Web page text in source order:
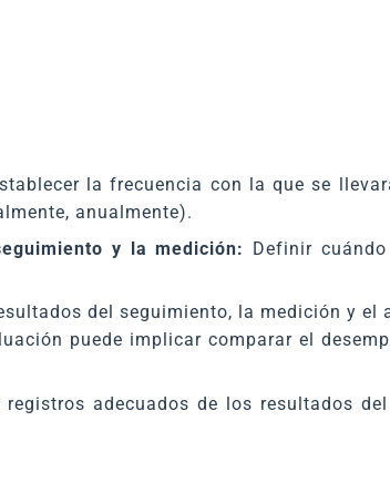
la frecuencia con la que se
anualmente).
y la medición: Definir
del seguimiento, la medición y el
puede implicar comparar el
adecuados de los resultados